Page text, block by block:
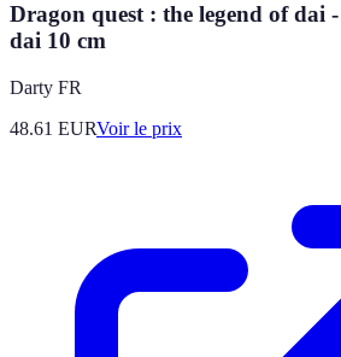
Dragon quest : the legend of dai
dai 10 cm
Darty FR
48.61 EURVoir le prix